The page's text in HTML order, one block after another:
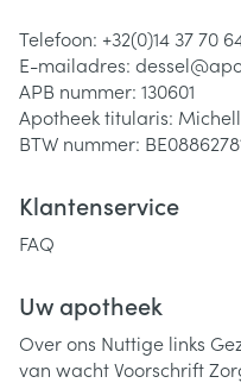
Telefoon: +32(0)14 37 70
E-mailadres: dessel@
APB nummer: 130601
Apotheek titularis:
BTW nummer:
Klantenservice
FAQ
Uw apotheek
Over ons Nuttige links
van wachtVoorschrift